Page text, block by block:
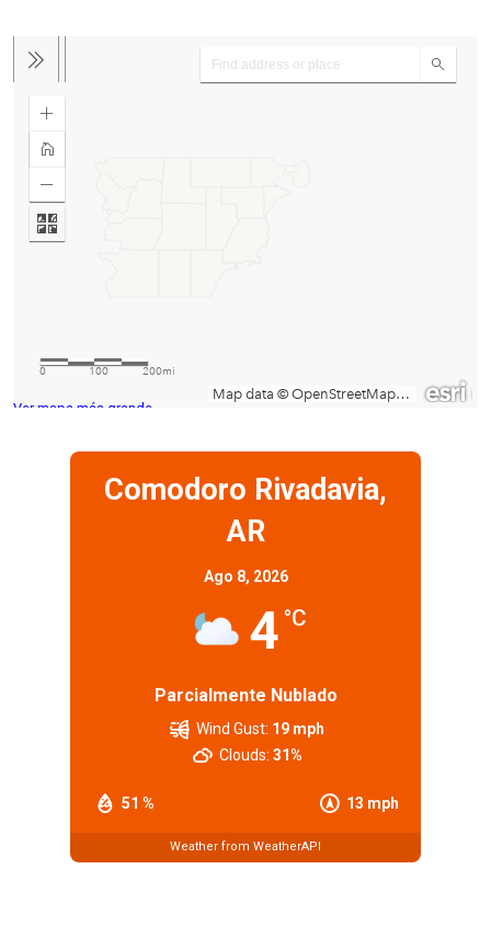
Ver mapa más grande
Comodoro Rivadavia,
AR
Ago 8, 2026
4 °C
Parcialmente Nublado
51 % 13 mph
Wind Gust: 19 mph
Clouds: 31%
Weather from WeatherAPI